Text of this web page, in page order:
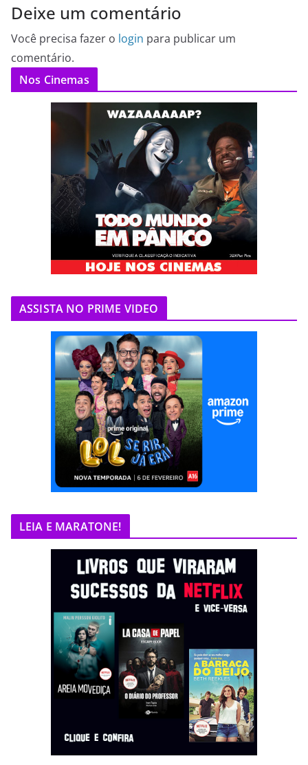
Deixe um comentário
Você precisa fazer o login para publicar um
comentário.
Nos Cinemas
ASSISTA NO PRIME VIDEO
LEIA E MARATONE!